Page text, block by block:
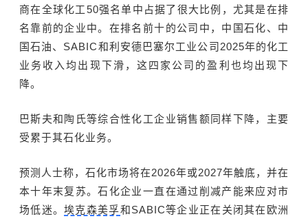
商在全球化工50强名单中占据了很大比例，尤其是在排
名靠前的企业中。在排名前十的公司中，中国石化、中
国石油、SABIC和利安德巴塞尔工业公司2025年的化工
业务收入均出现下滑，这四家公司的盈利也均出现下
降。
巴斯夫和陶氏等综合性化工企业销售额同样下降，主要
受累于其石化业务。
预测人士称，石化市场将在2026年或2027年触底，并在
本十年末复苏。石化企业一直在通过削减产能来应对市
场低迷。埃克森美孚和SABIC等企业正在关闭其在欧洲